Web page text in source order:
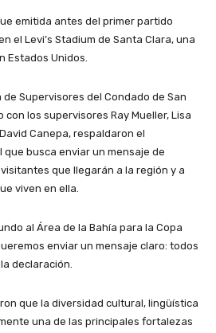
emitida antes del primer partido
el Levi’s Stadium de Santa Clara, una
Estados Unidos.
Supervisores del Condado de San
con los supervisores Ray Mueller, Lisa
Canepa, respaldaron el
busca enviar un mensaje de
que llegarán a la región y a
viven en ella.
al Área de la Bahía para la Copa
enviar un mensaje claro: todos
declaración.
que la diversidad cultural, lingüística
una de las principales fortalezas